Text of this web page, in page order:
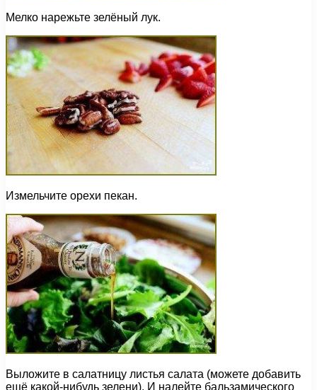
Мелко нарежьте зелёный лук.
Измельчите орехи пекан.
Выложите в салатницу листья салата (можете добавить
ещё какой-нибудь зелени). И налейте бальзамического